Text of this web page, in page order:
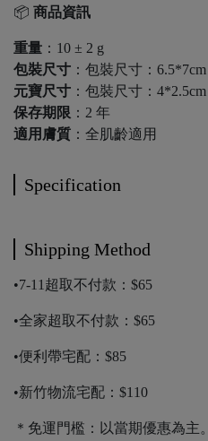
📦 商品資訊
重量 ：10 ± 2 g
包裝尺寸 ：包裝尺寸：6.5*7cm
元寶尺寸 ：包裝尺寸：4*2.5cm
保存期限 ：2 年
適用膚質 ：全肌齡適用
Specification
Shipping Method
•7-11超取不付款：$65
•全家超取不付款：$65
•便利帶宅配：$85
•新竹物流宅配：$110
＊免運門檻：以當期優惠為主。